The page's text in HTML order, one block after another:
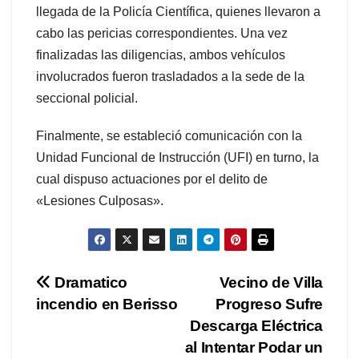
llegada de la Policía Científica, quienes llevaron a
cabo las pericias correspondientes. Una vez
finalizadas las diligencias, ambos vehículos
involucrados fueron trasladados a la sede de la
seccional policial.
Finalmente, se estableció comunicación con la
Unidad Funcional de Instrucción (UFI) en turno, la
cual dispuso actuaciones por el delito de
«Lesiones Culposas».
Navegación
Vecino de Villa
Progreso Sufre
Descarga Eléctrica
al Intentar Podar un
Dramatico
incendio en Berisso